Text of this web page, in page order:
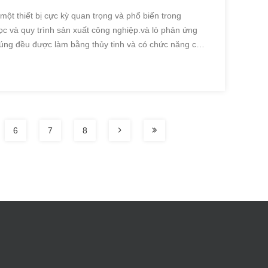
thiết bị cực kỳ quan trọng và phổ biến trong
và quy trình sản xuất công nghiệp.và lò phản ứng
đều được làm bằng thủy tinh và có chức năng cơ
6 7 8